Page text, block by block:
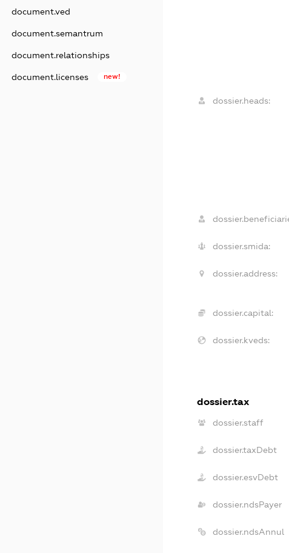
document.ved
document.semantrum
document.relationships
document.licenses new!
dossier.heads:
dossier.smida:
dossier.address:
dossier.capital:
dossier.kveds:
dossier.tax
dossier.staff
dossier.taxDebt
dossier.esvDebt
dossier.ndsPayer
dossier.ndsAnnul